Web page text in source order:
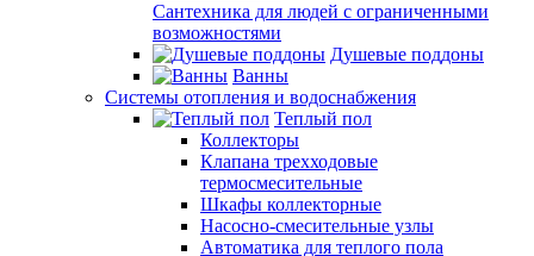
Сантехника для людей с ограниченными
возможностями
Душевые поддоны
Ванны
Системы отопления и водоснабжения
Теплый пол
Коллекторы
Клапана трехходовые
термосмесительные
Шкафы коллекторные
Насосно-смесительные узлы
Автоматика для теплого пола